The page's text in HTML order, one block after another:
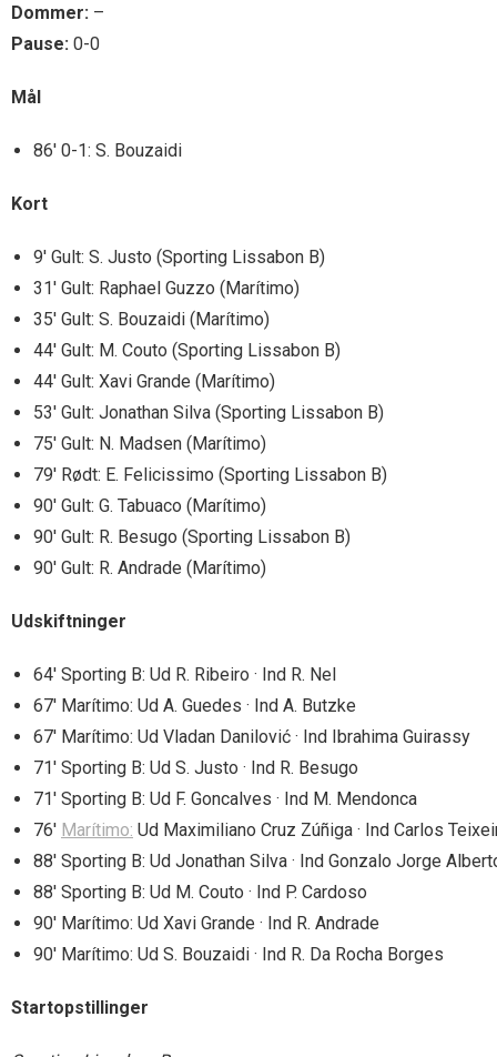
Dommer: –
Pause: 0-0
Mål
86′ 0-1: S. Bouzaidi
Kort
9′ Gult: S. Justo (Sporting Lissabon B)
31′ Gult: Raphael Guzzo (Marítimo)
35′ Gult: S. Bouzaidi (Marítimo)
44′ Gult: M. Couto (Sporting Lissabon B)
44′ Gult: Xavi Grande (Marítimo)
53′ Gult: Jonathan Silva (Sporting Lissabon B)
75′ Gult: N. Madsen (Marítimo)
79′ Rødt: E. Felicissimo (Sporting Lissabon B)
90′ Gult: G. Tabuaco (Marítimo)
90′ Gult: R. Besugo (Sporting Lissabon B)
90′ Gult: R. Andrade (Marítimo)
Udskiftninger
64′ Sporting B: Ud R. Ribeiro · Ind R. Nel
67′ Marítimo: Ud A. Guedes · Ind A. Butzke
67′ Marítimo: Ud Vladan Danilović · Ind Ibrahima Guirassy
71′ Sporting B: Ud S. Justo · Ind R. Besugo
71′ Sporting B: Ud F. Goncalves · Ind M. Mendonca
76′ Marítimo: Ud Maximiliano Cruz Zúñiga · Ind Carlos
88′ Sporting B: Ud Jonathan Silva · Ind Gonzalo Jorge
88′ Sporting B: Ud M. Couto · Ind P. Cardoso
90′ Marítimo: Ud Xavi Grande · Ind R. Andrade
90′ Marítimo: Ud S. Bouzaidi · Ind R. Da Rocha Borges
Startopstillinger